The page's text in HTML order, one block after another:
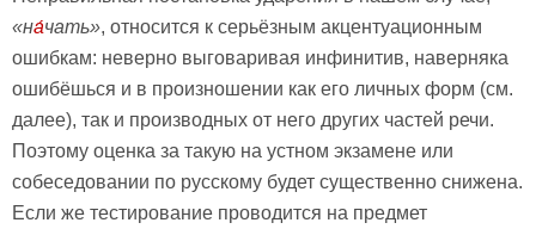
«на́чать», относится к серьёзным акцентуационным
ошибкам: неверно выговаривая инфинитив, наверняка
ошибёшься и в произношении как его личных форм (см.
далее), так и производных от него других частей речи.
Поэтому оценка за такую на устном экзамене или
собеседовании по русскому будет существенно снижена.
Если же тестирование проводится на предмет